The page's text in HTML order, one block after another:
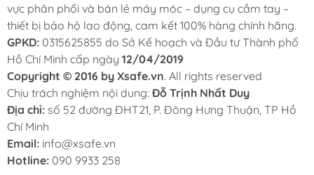
vực phân phối và bán lẻ máy móc – dụng cụ cầm tay –
thiết bị bảo hộ lao động, cam kết 100% hàng chính hãng.
GPKD: 0315625855 do Sở Kế hoạch và Đầu tư Thành phố
Hồ Chí Minh cấp ngày 12/04/2019
Copyright © 2016 by Xsafe.vn. All rights reserved
Chịu trách nghiệm nội dung: Đỗ Trịnh Nhất Duy
Địa chỉ: số 52 đường ĐHT21, P. Đông Hưng Thuận, TP Hồ
Chí Minh
Email: info@xsafe.vn
Hotline: 090 9933 258